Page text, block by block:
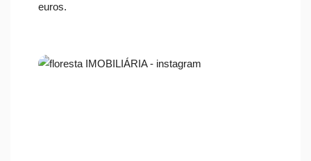
euros.